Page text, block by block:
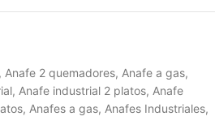
Anafe 2 quemadores, Anafe a gas,
, Anafe industrial 2 platos, Anafe
, Anafes a gas, Anafes Industriales,